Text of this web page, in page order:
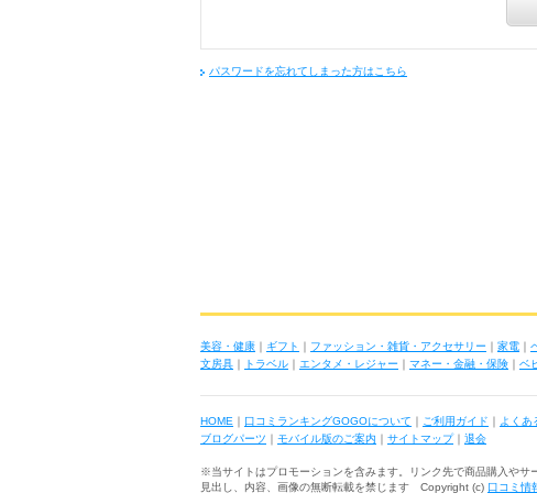
パスワードを忘れてしまった方はこちら
美容・健康 ｜ ギフト ｜ ファッション・雑貨・アクセサリー ｜ 家電 ｜
文房具 ｜ トラベル ｜ エンタメ・レジャー ｜ マネー・金融・保険 ｜ ベ
HOME ｜ 口コミランキングGOGOについて ｜ ご利用ガイド ｜ よくあ
ブログパーツ ｜ モバイル版のご案内 ｜ サイトマップ｜ 退会
※当サイトはプロモーションを含みます。リンク先で商品購入やサ
見出し、内容、画像の無断転載を禁じます Copyright (c) 口コミ情